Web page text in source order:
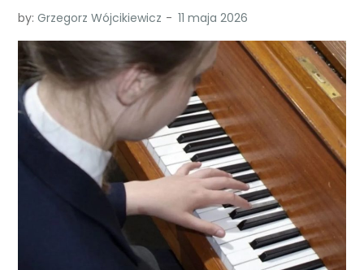
by:Grzegorz Wójcikiewicz